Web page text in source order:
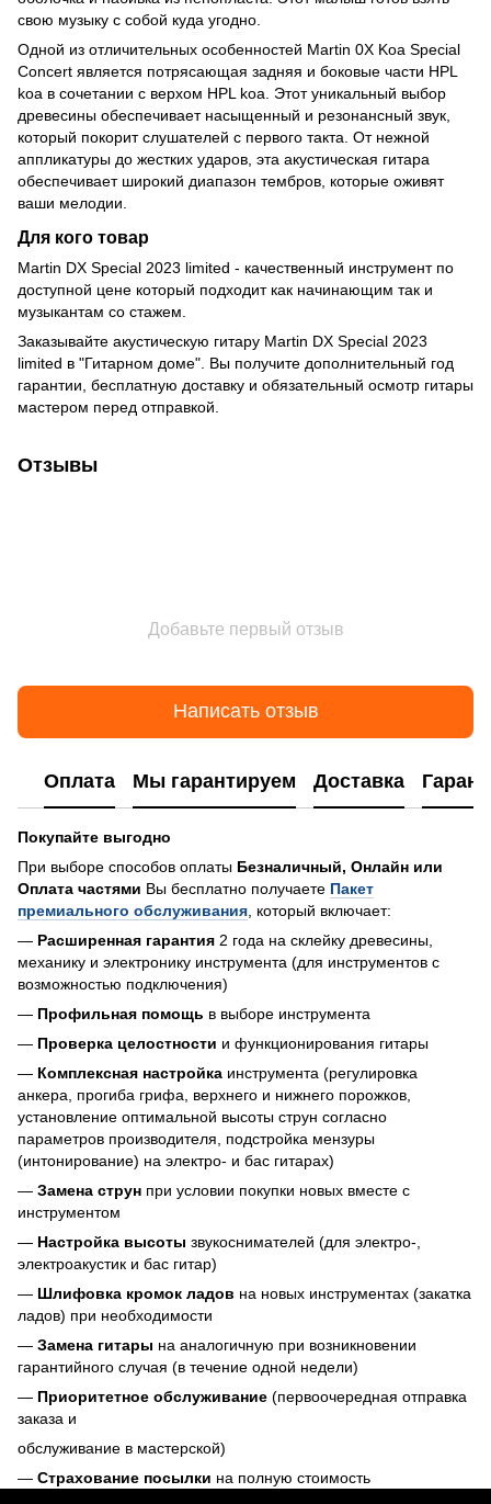
свою музыку с собой куда угодно.
Одной из отличительных особенностей Martin 0X Koa Special
Concert является потрясающая задняя и боковые части HPL
koa в сочетании с верхом HPL koa. Этот уникальный выбор
древесины обеспечивает насыщенный и резонансный звук,
который покорит слушателей с первого такта. От нежной
аппликатуры до жестких ударов, эта акустическая гитара
обеспечивает широкий диапазон тембров, которые оживят
ваши мелодии.
Для кого товар
Martin DX Special 2023 limited - качественный инструмент по
доступной цене который подходит как начинающим так и
музыкантам со стажем.
Заказывайте акустическую гитару Martin DX Special 2023
limited в "Гитарном доме". Вы получите дополнительный год
гарантии, бесплатную доставку и обязательный осмотр гитары
мастером перед отправкой.
Отзывы
Добавьте первый отзыв
Написать отзыв
Оплата Мы гарантируем Доставка
Покупайте выгодно
При выборе способов оплаты Безналичный, Онлайн или
Оплата частями Вы бесплатно получаете Пакет
премиального обслуживания , который включает:
— Расширенная гарантия 2 года на склейку древесины,
механику и электронику инструмента (для инструментов с
возможностью подключения)
— Профильная помощь в выборе инструмента
— Проверка целостности и функционирования гитары
— Комплексная настройка инструмента (регулировка
анкера, прогиба грифа, верхнего и нижнего порожков,
установление оптимальной высоты струн согласно
параметров производителя, подстройка мензуры
(интонирование) на электро- и бас гитарах)
— Замена струн при условии покупки новых вместе с
инструментом
— Настройка высоты звукоснимателей (для электро-,
электроакустик и бас гитар)
— Шлифовка кромок ладов на новых инструментах (закатка
ладов) при необходимости
— Замена гитары на аналогичную при возникновении
гарантийного случая (в течение одной недели)
— Приоритетное обслуживание (первоочередная отправка
заказа и
обслуживание в мастерской)
— Страхование посылки на полную стоимость